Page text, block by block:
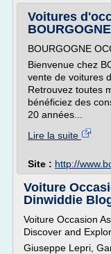
Voitures
BOURGOGNE
Bienvenue chez
vente de voitures
Retrouvez toutes
bénéficiez des
20 années...
Lire la suite
Site : http://
Voiture
Dinwiddie
Voiture Occasion
Discover and
Giuseppe Lepri,